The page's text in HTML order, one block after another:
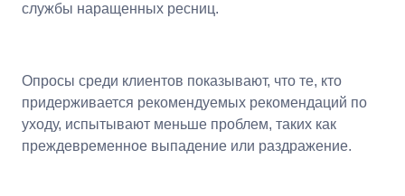
службы наращенных ресниц.
Опросы среди клиентов показывают, что те, кто
придерживается рекомендуемых рекомендаций по
уходу, испытывают меньше проблем, таких как
преждевременное выпадение или раздражение.